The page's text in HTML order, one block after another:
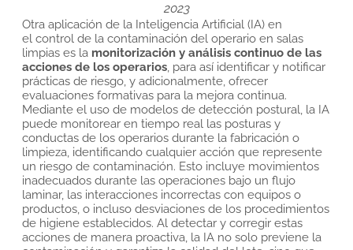
2023
Otra aplicación de la Inteligencia Artificial (IA) en
el control de la contaminación del operarioen salas
limpias es la monitorización y análisis continuo de las
acciones de los operarios, para así identificar y notificar
prácticas de riesgo, y adicionalmente, ofrecer
evaluaciones formativas para la mejora continua.
Mediante el uso de modelos de detección postural, la IA
puede monitorear en tiempo real las posturas y
conductas de los operarios durante la fabricación o
limpieza, identificando cualquier acción que represente
un riesgo de contaminación. Esto incluye movimientos
inadecuados durante las operaciones bajo un flujo
laminar, las interacciones incorrectas con equipos o
productos, o incluso desviaciones de los procedimientos
de higiene establecidos. Al detectar y corregir estas
acciones de manera proactiva, la IA no solo previene la